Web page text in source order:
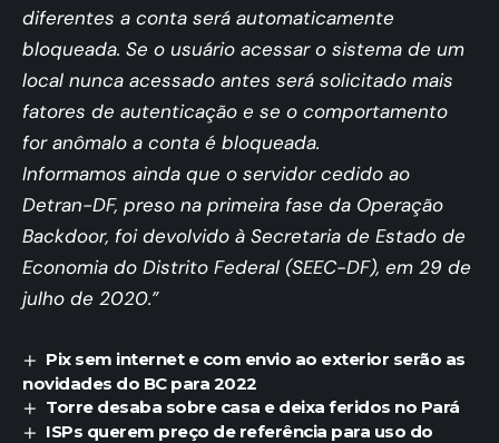
diferentes a conta será automaticamente
bloqueada. Se o usuário acessar o sistema de um
local nunca acessado antes será solicitado mais
fatores de autenticação e se o comportamento
for anômalo a conta é bloqueada.
Informamos ainda que o servidor cedido ao
Detran-DF, preso na primeira fase da Operação
Backdoor, foi devolvido à Secretaria de Estado de
Economia do Distrito Federal (SEEC-DF), em 29 de
julho de 2020.”
Pix sem internet e com envio ao exterior serão as
novidades do BC para 2022
Torre desaba sobre casa e deixa feridos no Pará
ISPs querem preço de referência para uso do